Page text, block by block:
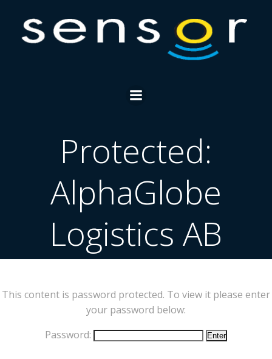
to
content
Protected:
AlphaGlobe
Logistics AB
This content is password protected. To view it please enter
your password below:
Password: